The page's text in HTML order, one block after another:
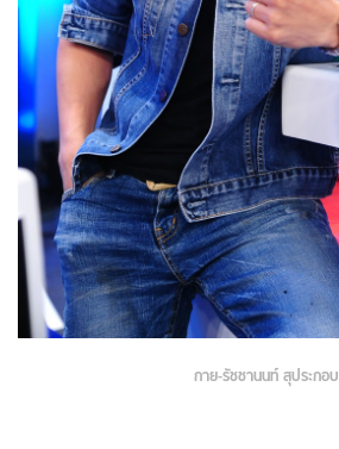
กาย-รัชชานนท์ สุประกอบ